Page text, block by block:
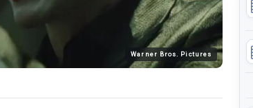
Warner Bros. Pictures